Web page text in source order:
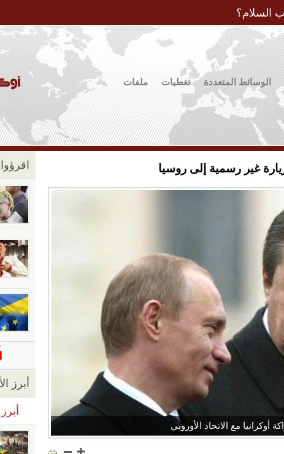
السلام؟
الوسائط المتعددة تغطيات ملفات
غير رسمية إلى روسيا
مع الاتحاد الأوروبي
أبرز